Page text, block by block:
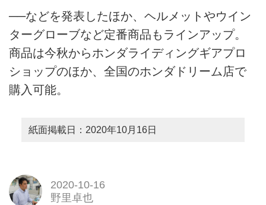
──などを発表したほか、ヘルメットやウイン
ターグローブなど定番商品もラインアップ。
商品は今秋からホンダライディングギアプロ
ショップのほか、全国のホンダドリーム店で
購入可能。
紙面掲載日：2020年10月16日
2020-10-16
野里卓也